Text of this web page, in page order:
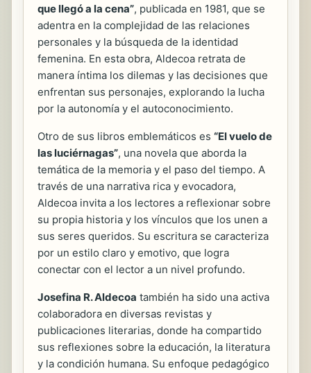
que llegó a la cena”, publicada en 1981, que se
adentra en la complejidad de las relaciones
personales y la búsqueda de la identidad
femenina. En esta obra, Aldecoa retrata de
manera íntima los dilemas y las decisiones que
enfrentan sus personajes, explorando la lucha
por la autonomía y el autoconocimiento.
Otro de sus libros emblemáticos es “El vuelo de
las luciérnagas”, una novela que aborda la
temática de la memoria y el paso del tiempo. A
través de una narrativa rica y evocadora,
Aldecoa invita a los lectores a reflexionar sobre
su propia historia y los vínculos que los unen a
sus seres queridos. Su escritura se caracteriza
por un estilo claro y emotivo, que logra
conectar con el lector a un nivel profundo.
Josefina R. Aldecoa también ha sido una activa
colaboradora en diversas revistas y
publicaciones literarias, donde ha compartido
sus reflexiones sobre la educación, la literatura
y la condición humana. Su enfoque pedagógico